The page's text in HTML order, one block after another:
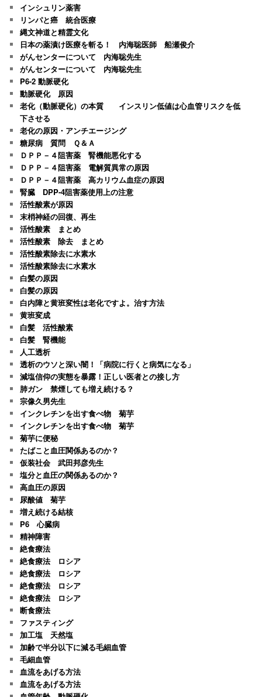
インシュリン薬害
リンパと癌 統合医療
縄文神道と精霊文化
日本の薬漬け医療を斬る！ 内海聡医師 船瀬俊介
がんセンターについて 内海聡先生
がんセンターについて 内海聡先生
P6-2 動脈硬化
動脈硬化 原因
老化（動脈硬化）の本質 インスリン低値は心血管リスクを低
下させる
老化の原因・アンチエージング
糖尿病 質問 Ｑ＆Ａ
ＤＰＰ－４阻害薬 腎機能悪化する
ＤＰＰ－４阻害薬 電解質異常の原因
ＤＰＰ－４阻害薬 高カリウム血症の原因
腎臓 DPP-4阻害薬使用上の注意
活性酸素が原因
末梢神経の回復、再生
活性酸素 まとめ
活性酸素 除去 まとめ
活性酸素除去に水素水
活性酸素除去に水素水
白髪の原因
白髪の原因
白内障と黄班変性は老化ですよ。治す方法
黄班変成
白髪 活性酸素
白髪 腎機能
人工透析
透析のウソと深い闇！「病院に行くと病気になる」
減塩信仰の実態を暴露！正しい医者との接し方
肺ガン 禁煙しても増え続ける？
宗像久男先生
インクレチンを出す食べ物 菊芋
インクレチンを出す食べ物 菊芋
菊芋に便秘
たばこと血圧関係あるのか？
仮装社会 武田邦彦先生
塩分と血圧の関係あるのか？
高血圧の原因
尿酸値 菊芋
増え続ける結核
P6 心臓病
精神障害
絶食療法
絶食療法 ロシア
絶食療法 ロシア
絶食療法 ロシア
絶食療法 ロシア
断食療法
ファスティング
加工塩 天然塩
加齢で半分以下に減る毛細血管
毛細血管
血流をあげる方法
血流をあげる方法